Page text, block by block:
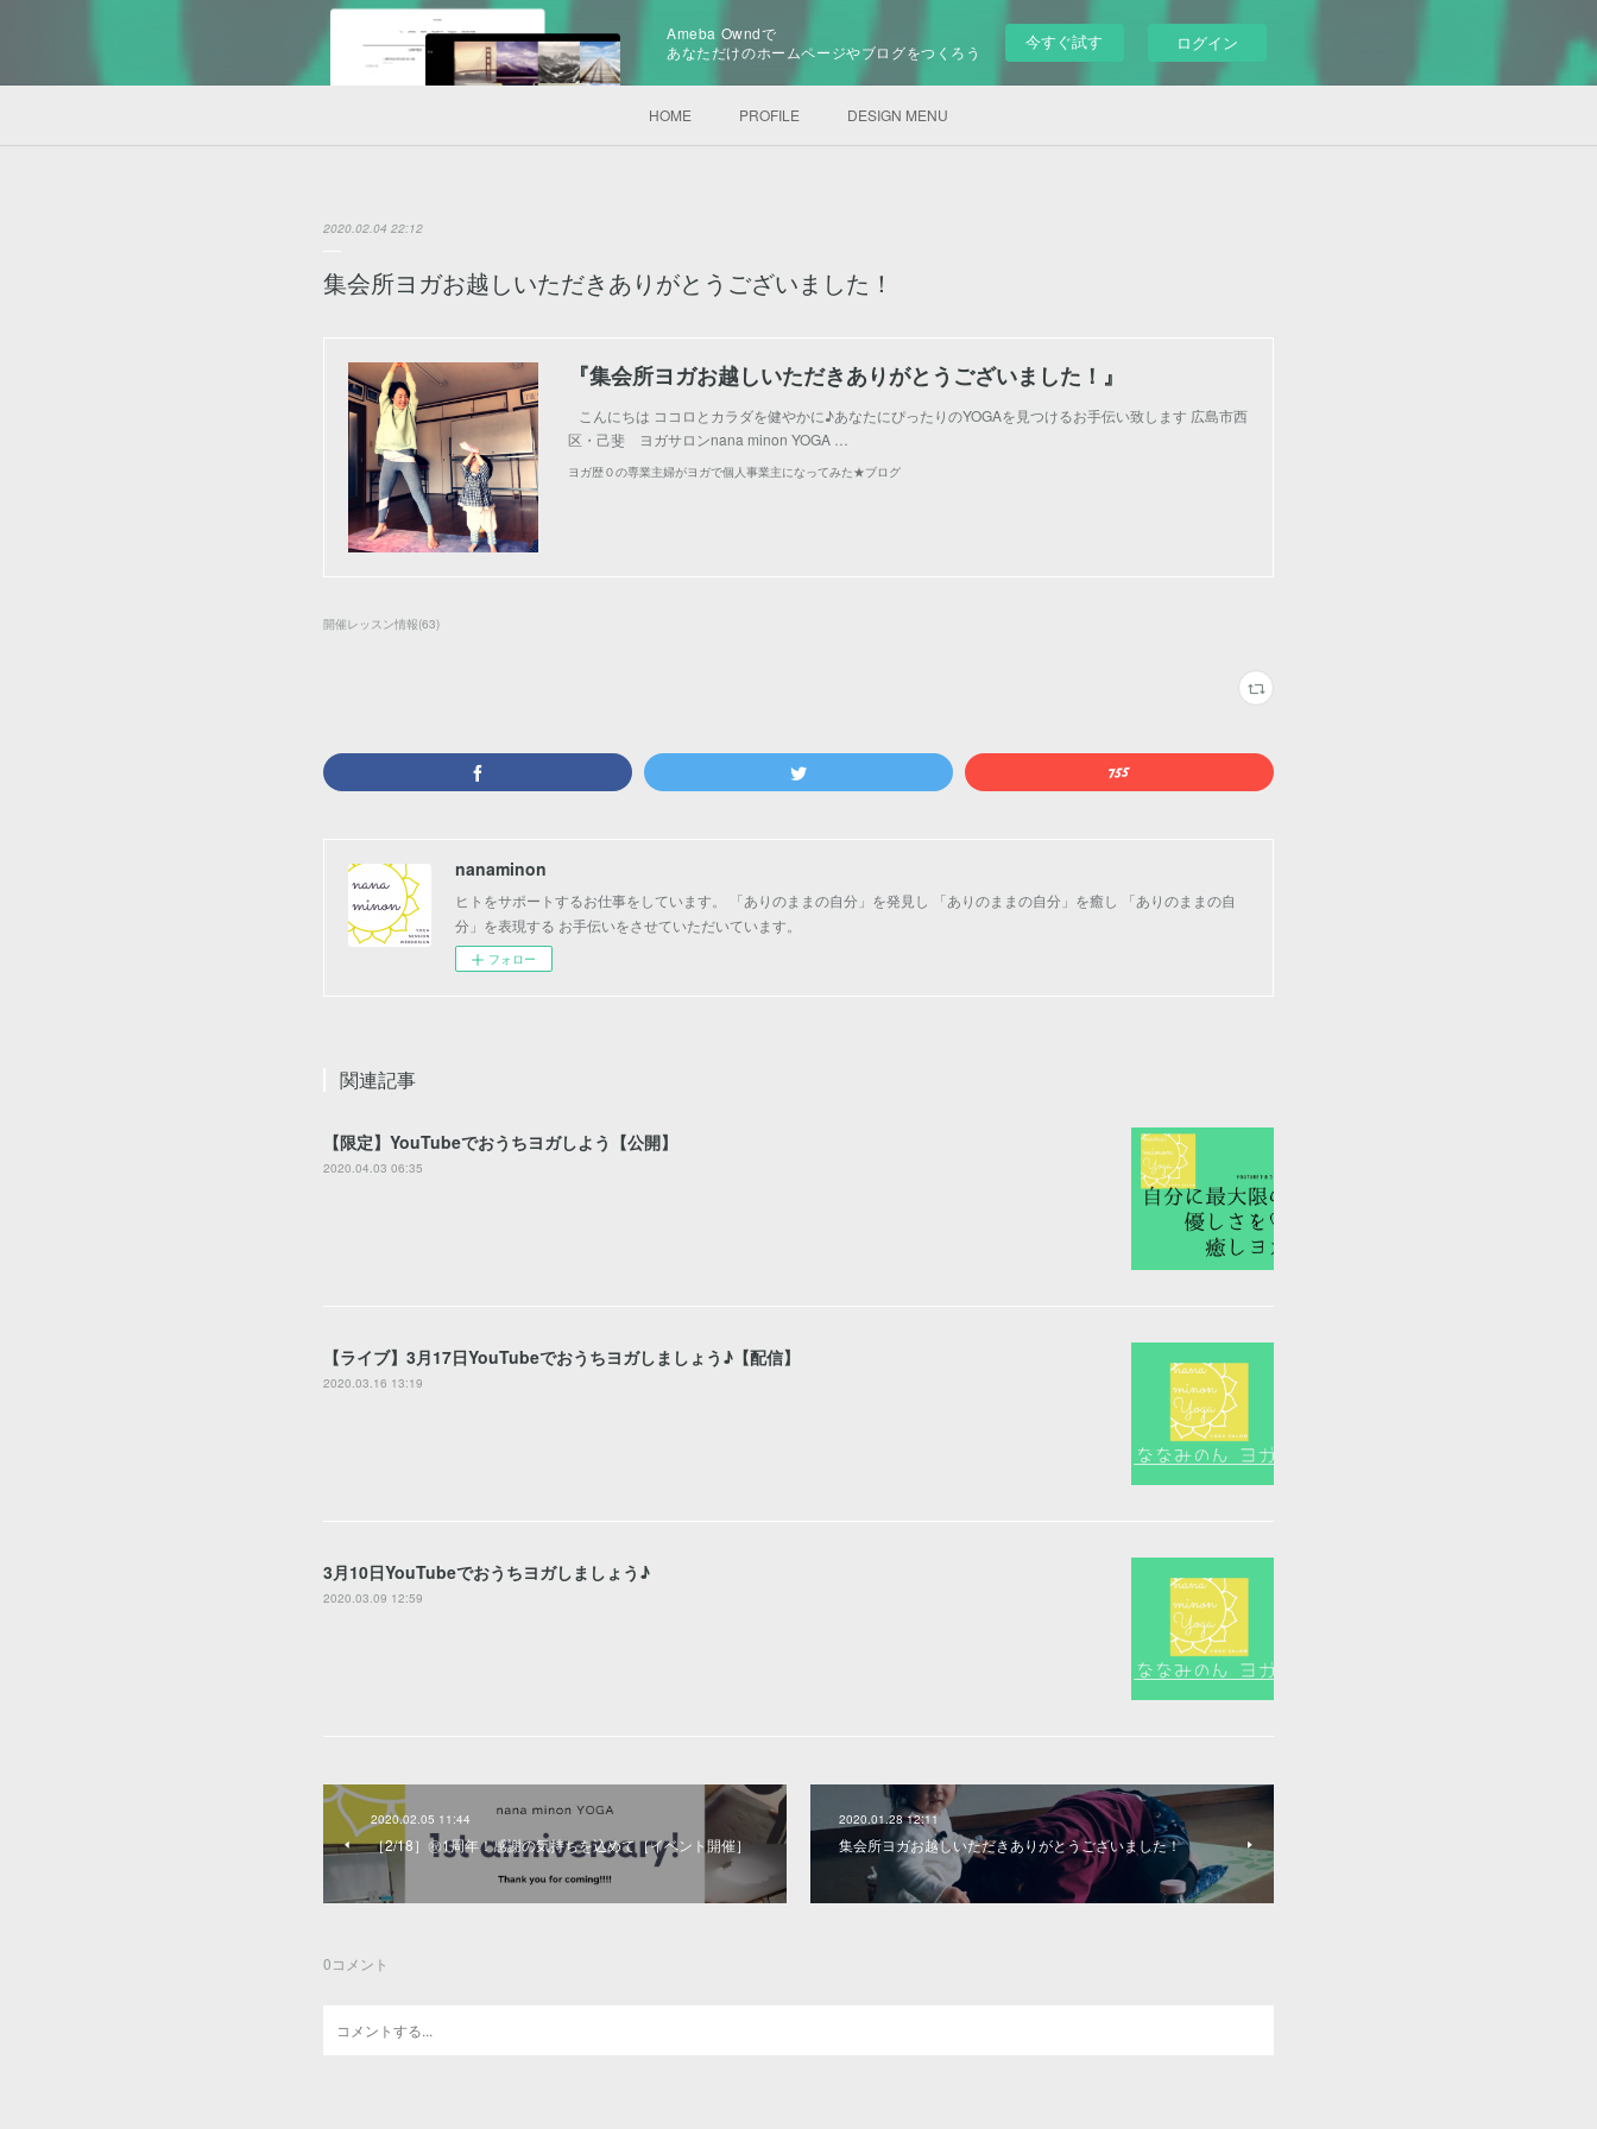
Ameba Owndで
あなただけのホームページやブログをつくろう
今すぐ試す ログイン
HOME PROFILE DESIGN MENU
2020.02.04 22:12
集会所ヨガお越しいただきありがとうございました！
『集会所ヨガお越しいただきありがとうございました！』
こんにちは ココロとカラダを健やかに♪あなたにぴったりのYOGAを見つけるお手伝い致します 広島市西
区・己斐 ヨガサロンnana minon YOGA …
ヨガ歴０の専業主婦がヨガで個人事業主になってみた★ブログ
開催レッスン情報(63)
nanaminon
ヒトをサポートするお仕事をしています。 「ありのままの自分」を発見し 「ありのままの自分」を癒し 「ありのままの自
分」を表現する お手伝いをさせていただいています。
フォロー
関連記事
【限定】YouTubeでおうちヨガしよう【公開】
2020.04.03 06:35
【ライブ】3月17日YouTubeでおうちヨガしましょう♪【配信】
2020.03.16 13:19
3月10日YouTubeでおうちヨガしましょう♪
2020.03.09 12:59
2020.02.05 11:44
［2/18］㊗️1周年！感謝の気持ちを込めて［イベント開催］
2020.01.28 12:11
集会所ヨガお越しいただきありがとうございました！
0コメント